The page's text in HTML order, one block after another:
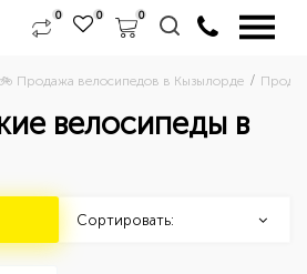
0 0 0
Продажа велосипедов в Кызылорде
велосипеды в
Сортировать: